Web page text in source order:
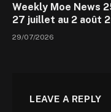
Weekly Moe News
27 juillet au 2 août
29/07/2026
LEAVE A REPLY